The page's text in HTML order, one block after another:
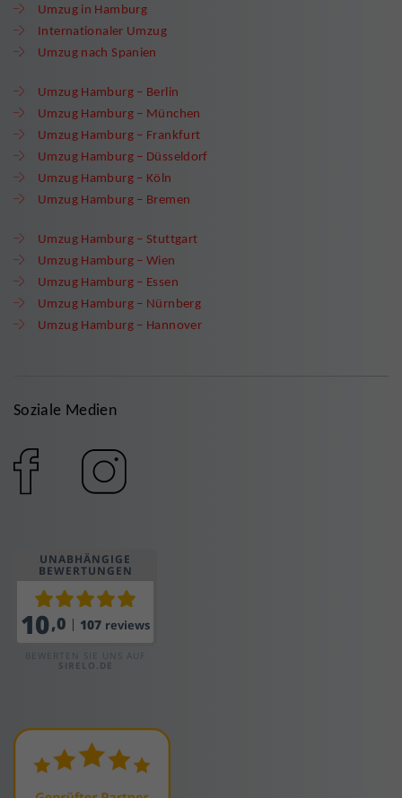
Umzug in Hamburg
Internationaler Umzug
Umzug nach Spanien
Umzug Hamburg – Berlin
Umzug Hamburg – München
Umzug Hamburg – Frankfurt
Umzug Hamburg – Düsseldorf
Umzug Hamburg – Köln
Umzug Hamburg – Bremen
Umzug Hamburg – Stuttgart
Umzug Hamburg – Wien
Umzug Hamburg – Essen
Umzug Hamburg – Nürnberg
Umzug Hamburg – Hannover
Soziale Medien